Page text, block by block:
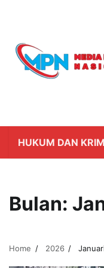
HUKUM DAN
Bulan:
Home 2026